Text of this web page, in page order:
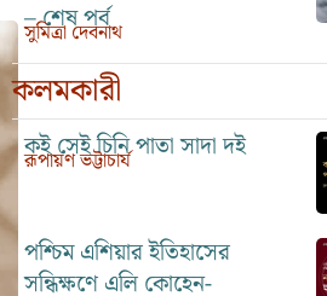
– শেষ পর্ব
সুমিত্রা দেবনাথ
কলমকারী
কই সেই চিনি পাতা সাদা দই
রূপায়ণ ভট্টাচার্য
পশ্চিম এশিয়ার ইতিহাসের
সন্ধিক্ষণে এলি কোহেন-